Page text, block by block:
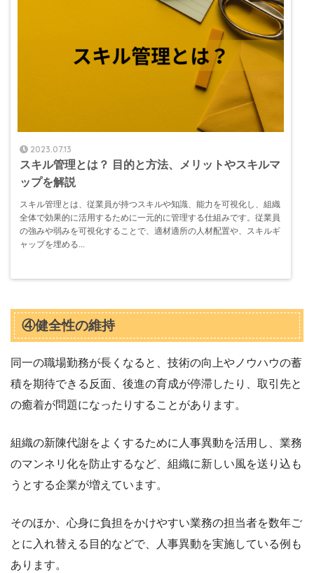
2023.07.13
スキル管理とは？ 目的と方法、メリットやスキルマ
ップを解説
スキル管理とは、従業員が持つスキルや知識、能力を可視化し、組織
全体で効果的に活用するために一元的に管理する仕組みです。従業員
の強みや弱みを可視化することで、適材適所の人材配置や、スキルギ
ャップを埋める...
④健全性の維持
同一の職場勤務が長くなると、技術の向上やノウハウの蓄
積を期待できる反面、後進の育成が停滞したり、取引先と
の癒着が問題になったりすることがあります。
組織の新陳代謝をよくするために人事異動を活用し、業務
のマンネリ化を防止するなど、組織に新しい風を送り込も
うとする企業が増えています。
そのほか、心身に負担をかけやすい業務の担当者を数年ご
とに入れ替える目的などで、人事異動を実施している例も
あります。